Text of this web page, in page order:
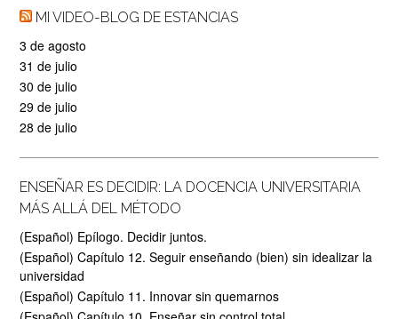
MI VIDEO-BLOG DE ESTANCIAS
3 de agosto
31 de julio
30 de julio
29 de julio
28 de julio
ENSEÑAR ES DECIDIR: LA DOCENCIA UNIVERSITARIA
MÁS ALLÁ DEL MÉTODO
(Español) Epílogo. Decidir juntos.
(Español) Capítulo 12. Seguir enseñando (bien) sin idealizar la
universidad
(Español) Capítulo 11. Innovar sin quemarnos